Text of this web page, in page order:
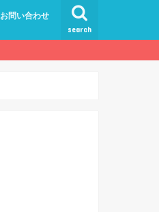
search
お問い合わせ